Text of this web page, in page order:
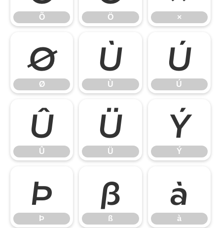
Õ Ö ×
Ø
Ø
Ù
Ù
Ú
Ú
Û
Û
Ü
Ü
Ý
Ý
Þ
Þ
ß
ß
à
à